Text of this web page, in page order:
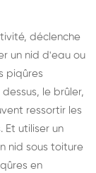
déclenche
un nid d'eau ou
piqûres
le brûler,
ressortir les
utiliser un
nid sous toiture
en